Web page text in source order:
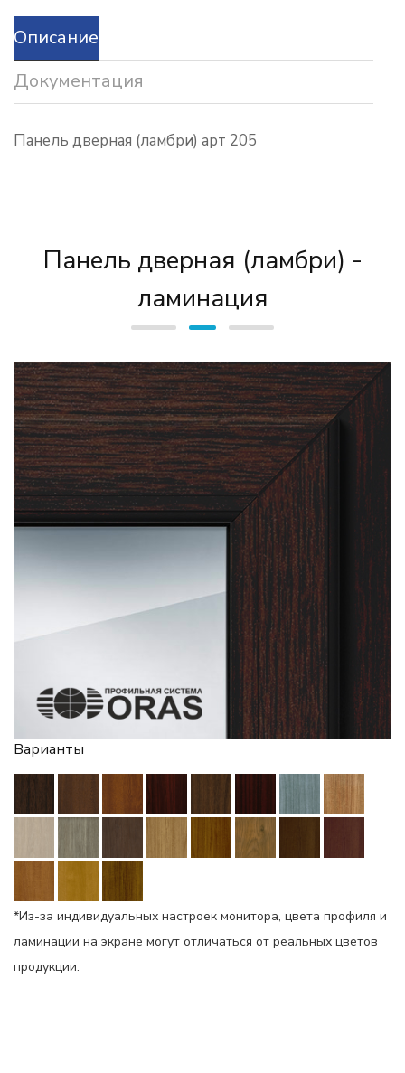
Описание
Документация
Панель дверная (ламбри) арт 205
Панель дверная (ламбри) -
ламинация
Варианты
*Из-за индивидуальных настроек монитора, цвета профиля и
ламинации на экране могут отличаться от реальных цветов
продукции.